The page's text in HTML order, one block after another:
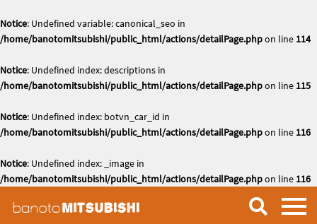
Notice: Undefined variable: canonical_seo in
/home/banotomitsubishi/public_html/actions/detailPage.phpon line 114
Notice: Undefined index: descriptions in
/home/banotomitsubishi/public_html/actions/detailPage.phpon line 115
Notice: Undefined index: botvn_car_id in
/home/banotomitsubishi/public_html/actions/detailPage.phpon line 116
Notice: Undefined index: _image in
/home/banotomitsubishi/public_html/actions/detailPage.phpon line 116